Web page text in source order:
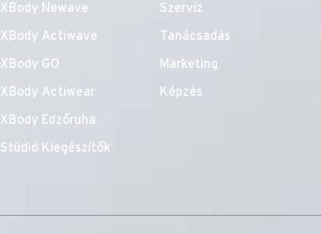
XBody Newave
XBody Actiwave
XBody GO
XBody Actiwear
XBody Edzőruha
Stúdió Kiegészítők
Szervíz
Tanácsadás
Marketing
Képzés